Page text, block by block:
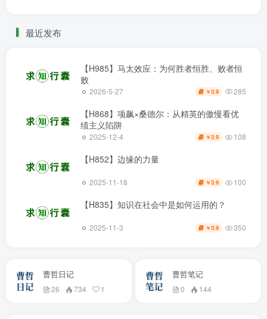
最近发布
【H985】马太效应：为何胜者恒胜、败者恒
败
2026-5-27 ￥3.9 285
【H868】项飙×桑德尔：从精英的傲慢看优
绩主义陷阱
2025-12-4 ￥3.9 108
【H852】边缘的力量
2025-11-18 ￥3.9 100
【H835】知识在社会中是如何运用的？
2025-11-3 ￥3.9 350
曹哲日记
26 734 1
曹哲笔记
0 144